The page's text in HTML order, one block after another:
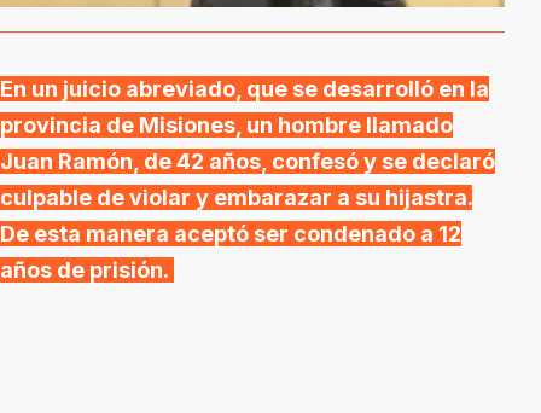
En un juicio abreviado, que se desarrolló en la
provincia de Misiones, un hombre llamado
Juan Ramón, de 42 años, confesó y se declaró
culpable de violar y embarazar a su hijastra.
De esta manera aceptó ser condenado a 12
años de prisión.